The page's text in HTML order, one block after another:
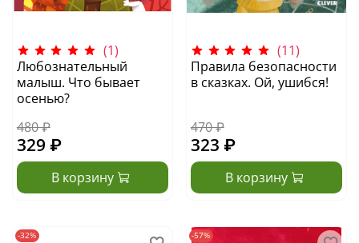
(1)
Любознательный
малыш. Что бывает
осенью?
480 ₽
329 ₽
В корзину
(11)
Правила безопасности
в сказках. Ой, ушибся!
470 ₽
323 ₽
В корзину
-32% -57%